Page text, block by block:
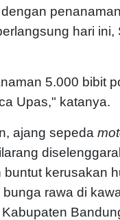
hari ini,
5.000 bibit
Upas," katanya.
ajang sepeda
buntut kerusakan
rawa di